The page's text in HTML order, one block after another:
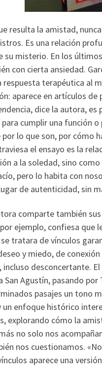
resulta la amistad,
Es una relación
su misterio. En los
con cierta ansiedad.
respuesta terapéutica al
aparece en artículos
dice la autora,
cumplir una función
lo que son, por cómo
el ensayo es la
a la soledad, sino
pero lo habita con
de autenticidad, sin
comparte también
ejemplo, confiesa que
tratara de vínculos
y miedo, de
incluso desconcertante.
Agustín, pasando
pasajes un tono
enfoque histórico
explorando cómo la
no solo nos
nos cuestionamos.
aparece una